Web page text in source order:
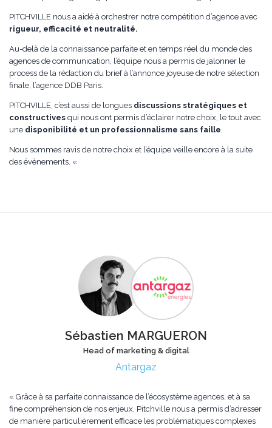
PITCHVILLE nous a aidé à orchestrer notre compétition d’agence avec
rigueur, efficacité et neutralité.
Au-delà de la connaissance parfaite et en temps réel du monde des
agences de communication, l’équipe nous a permis de jalonner le
process de la rédaction du brief à l’annonce joyeuse de notre sélection
finale, l’agence DDB Paris.
PITCHVILLE, c’est aussi de longues discussions stratégiques et
constructives qui nous ont permis d’éclairer notre choix, le tout avec
une disponibilité et un professionnalisme sans faille.
Nous sommes ravis de notre choix et l’équipe veille encore à la suite
des évènements. «
Sébastien MARGUERON
Head of marketing & digital
Antargaz
« Grâce à sa parfaite connaissance de l’écosystème agences, et à sa
fine compréhension de nos enjeux, Pitchville nous a permis d’adresser
de manière particulièrement efficace les problématiques complexes